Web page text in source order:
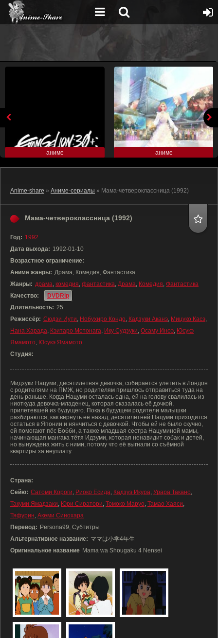
аниме аниме
Anime-share » Аниме-сериалы » Мама-четвероклассница (1992)
Мама-четвероклассница (1992)
Год: 1992
Дата выхода: 1992-01-10
Возрастное ограничение:
Аниме жанры: Драма, Комедия, Фантастика
Жанры: драма, комедия, фантастика, Драма, Комедия, Фантастика
Качество:
DVDRip
Длительность: 25
Режиссёр: Сюдзи Иути, Нобухиро Кондо, Кадзуки Аканэ, Мицуко Касэ,
Нана Харада, Кэитаро Мотонага, Ику Судзуки, Осаму Иноэ, Юсукэ
Ямамото, Юсукэ Ямамото
Студия:
Мидзуки Нацуми, десятилетняя девочка, собирается улететь в Лондон
с родителями на ПМЖ, но родителям пришлось отправиться туда на
день раньше. Когда Нацуми осталась одна, ей на голову свалилась из
ниоткуда девочка-младенец, которая оказалась её дочкой,
прилетевшей из будущего. Пока в будущем родители малышки
разбираются, как вернуть её назад, десятилетней Нацуми приходится
остаться в Японии и нянчиться с девочкой. Чтобы ей не было скучно,
ей помогают пёс Бобби, а также младшая сестра Нацуминой мамы,
начинающая мангака тётя Идзуми, которая ненавидит собак и детей,
но вынуждена жить с ними, потому что её выгнали со съёмной
квартиры за неуплату.
Страна:
Сейю: Сатоми Короги, Риоко Ёсида, Кадзуэ Икура, Урара Такано,
Такуми Ямадзаки, Юри Сиратори, Томоко Маруо, Тамао Хаяси,
Тяфурин, Акеми Синохара
Перевод: Persona99, Субтитры
Альтернативное название: ママは小学4年生
Оригинальное название Mama wa Shougaku 4 Nensei